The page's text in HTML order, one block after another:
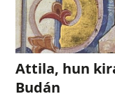
Attila, hun
Budán